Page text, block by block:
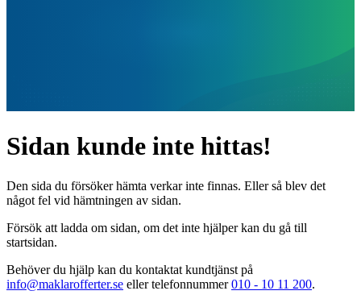
Sidan kunde inte hittas!
Den sida du försöker hämta verkar inte finnas. Eller så blev det
något fel vid hämtningen av sidan.
Försök att ladda om sidan, om det inte hjälper kan du gå till
startsidan.
Behöver du hjälp kan du kontaktat kundtjänst på
info@maklarofferter.se eller telefonnummer010 - 10 11 200.